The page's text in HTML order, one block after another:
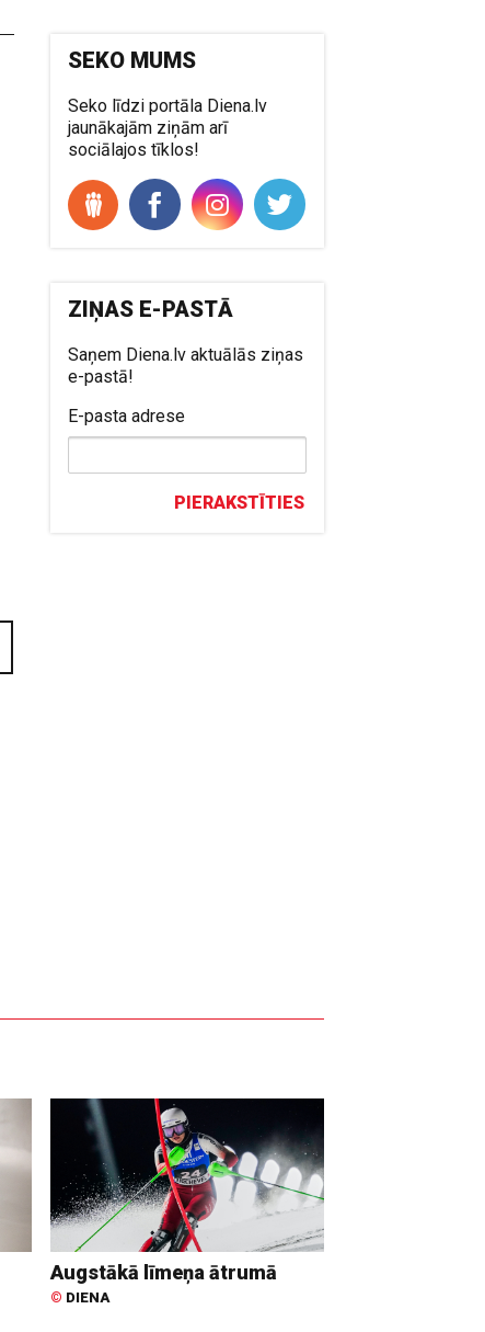
SEKO MUMS
Seko līdzi portāla Diena.lv
jaunākajām ziņām arī
sociālajos tīklos!
ZIŅAS E-PASTĀ
Saņem Diena.lv aktuālās ziņas
e-pastā!
E-pasta adrese
PIERAKSTĪTIES
Augstākā līmeņa ātrumā
© DIENA